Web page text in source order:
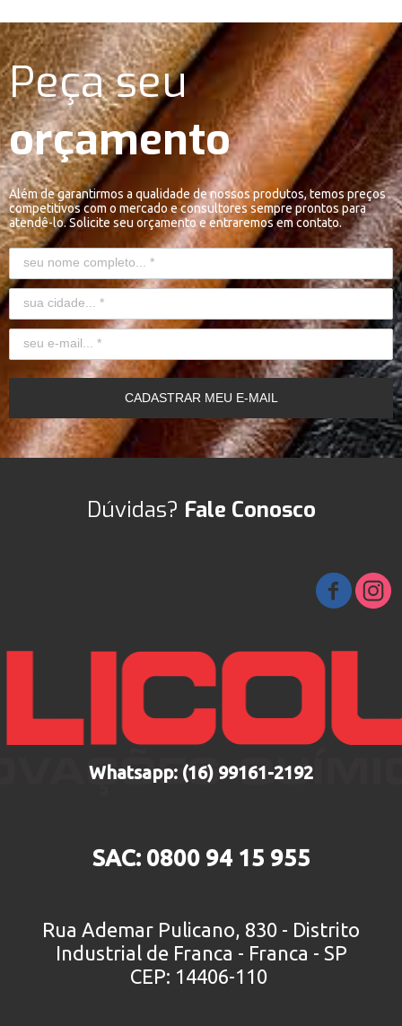
Peça seu
orçamento
Além de garantirmos a qualidade de nossos produtos, temos preços
competitivos com o mercado e consultores sempre prontos para
atendê-lo. Solicite seu orçamento e entraremos em contato.
CADASTRAR MEU E-MAIL
Dúvidas? Fale Conosco
Whatsapp: (16) 99161-2192
SAC: 0800 94 15 955
Rua Ademar Pulicano, 830 - Distrito
Industrial de Franca - Franca - SP
CEP: 14406-110